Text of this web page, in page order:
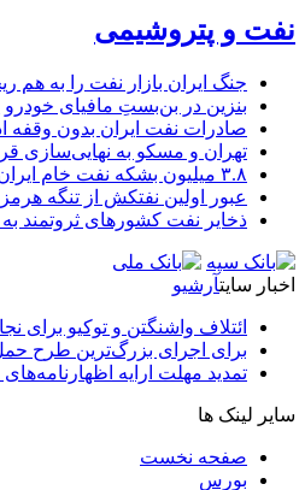
نفت و پتروشیمی
جنگ ایران بازار نفت را به هم
بنزین در بن‌بستِ مافیای خودرو
صادرات نفت ایران بدون وقفه
تهران و مسکو به نهایی‌سازی
۳.۸ میلیون بشکه نفت خام ایران از محاصره آمریکا عبور کرد
عبور اولین نفتکش از تنگه
ذخایر نفت کشورهای ثروتمند به پایین‌ترین
اخبار سایتآرشیو
ائتلاف واشنگتن و توکیو
برای اجرای بزرگ‌ترین طرح
تمدید مهلت ارایه
سایر لینک ها
صفحه نخست
بورس